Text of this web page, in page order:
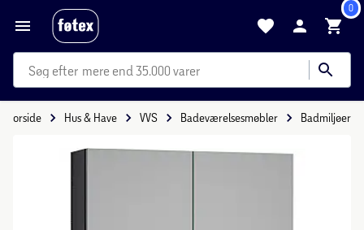
0
mere end 35.000 varer
Forside Hus & Have VVS Badeværelsesmøbler Badmiljøer